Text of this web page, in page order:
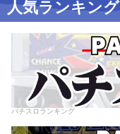
人気ランキング
パチスロランキング